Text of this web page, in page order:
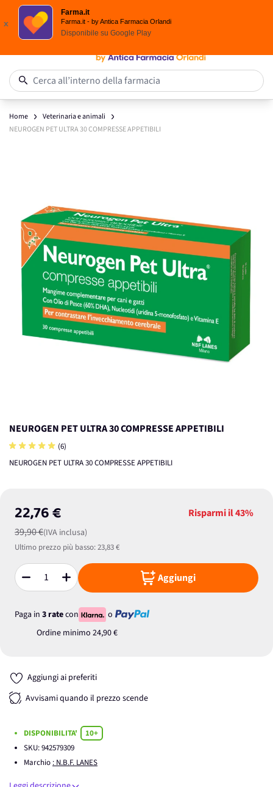
Spedizione
x
Farma.it
Farma.it - by Antica Farmacia Orlandi
Disponibile su Google Play
Salta al contenuto
Cerca all’interno della farmacia
Home
Veterinaria e animali
NEUROGEN PET ULTRA 30 COMPRESSE APPETIBILI
NEUROGEN PET ULTRA 30 COMPRESSE APPETIBILI
(6)
NEUROGEN PET ULTRA 30 COMPRESSE APPETIBILI
22,76 €
39,90 €(IVA inclusa)
Risparmi il43%
Ultimo prezzo più basso:23,83 €
Quantità Aggiungi
Paga in 3 ratecon
o
Ordine minimo 24,90 €
Aggiungi ai preferiti
Avvisami quando il prezzo scende
DISPONIBILITA'
10+
SKU:942579309
Marchio : N.B.F. LANES